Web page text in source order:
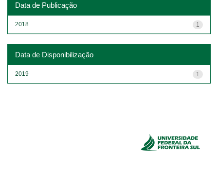
Data de Publicação
1
2018
Data de Disponibilização
1
2019